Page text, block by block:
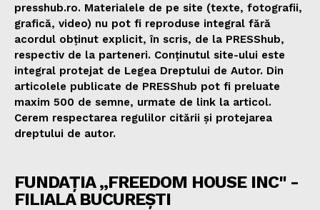
presshub.ro. Materialele de pe site (texte, fotografii,
grafică, video) nu pot fi reproduse integral fără
acordul obținut explicit, în scris, de la PRESShub,
respectiv de la parteneri. Conținutul site-ului este
integral protejat de Legea Dreptului de Autor. Din
articolele publicate de PRESShub pot fi preluate
maxim 500 de semne, urmate de link la articol.
Cerem respectarea regulilor citării și protejarea
dreptului de autor.
FUNDAȚIA „FREEDOM HOUSE INC" -
FILIALA BUCUREȘTI